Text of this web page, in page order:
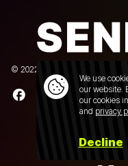
We use
our website.
our cookies
and privacy
Decline
© 2022 Senna Labs Co., Ltd.All